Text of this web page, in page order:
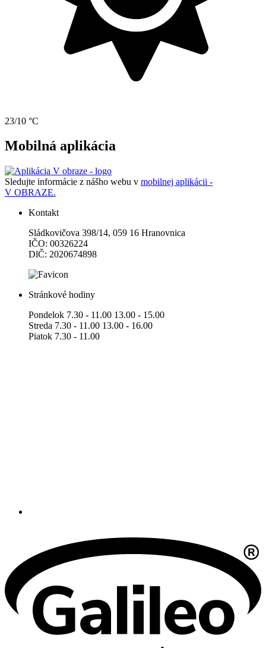
23/10 °C
Mobilná aplikácia
Sledujte informácie z nášho webu v mobilnej aplikácii -
V OBRAZE.
Kontakt
Sládkovičova 398/14, 059 16 Hranovnica
IČO: 00326224
DlČ: 2020674898
Stránkové hodiny
Pondelok 7.30 - 11.00 13.00 - 15.00
Streda 7.30 - 11.00 13.00 - 16.00
Piatok 7.30 - 11.00